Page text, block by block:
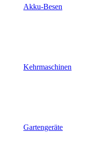
Akku-Besen
Kehrmaschinen
Gartengeräte